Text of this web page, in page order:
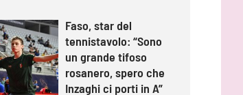
Faso, star del
tennistavolo: “Sono
un grande tifoso
rosanero, spero che
Inzaghi ci porti in A”